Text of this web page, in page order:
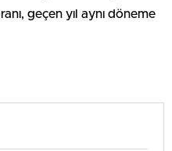
geçen yıl aynı döneme